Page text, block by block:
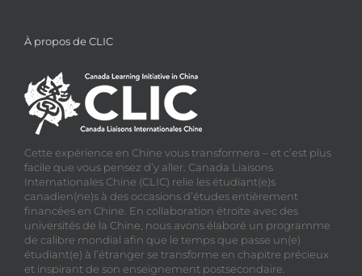
À propos de CLIC
Cette expérience en Chine vous transformera – et c’est plus
facile que vous pensez d’y aller. Canada Liaisons
Internationales Chine (CLIC) relie les étudiant(e)s
canadien(ne)s à des occasions d’études entièrement
financées en Chine. En collaboration étroite avec des
universités de la Chine, nous avons élaboré un programme
de calibre mondial afin que le temps que passe un(e)
étudiant(e) à l’étranger se transforme en chapitre précieux
et inspirant de son enseignement postsecondaire.